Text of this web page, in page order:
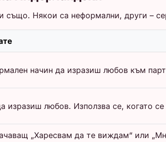
също. Някои са неформални, други –
начин да изразиш любов към
изразиш любов. Използва се, когато
„Харесвам да те виждам“ или